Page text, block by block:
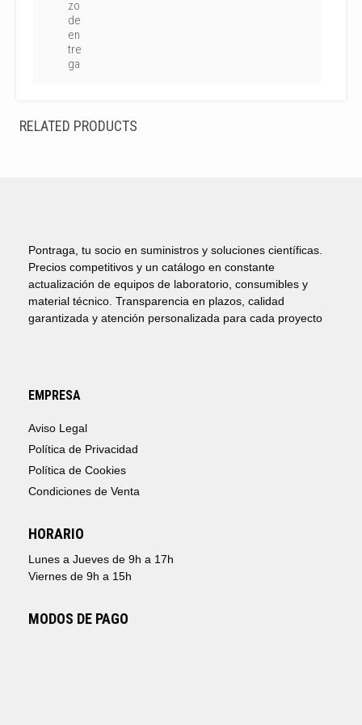
zo
de
en
tre
ga
RELATED PRODUCTS
Pontraga, tu socio en suministros y soluciones científicas.
Precios competitivos y un catálogo en constante
actualización de equipos de laboratorio, consumibles y
material técnico. Transparencia en plazos, calidad
garantizada y atención personalizada para cada proyecto
EMPRESA
Aviso Legal
Política de Privacidad
Política de Cookies
Condiciones de Venta
HORARIO
Lunes a Jueves de 9h a 17h
Viernes de 9h a 15h
MODOS DE PAGO